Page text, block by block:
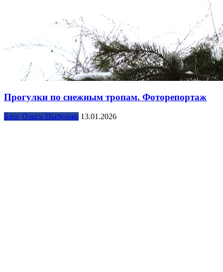
Прогулки по снежным тропам. Фоторепортаж
Блог Ольги Цыбулько 13.01.2026